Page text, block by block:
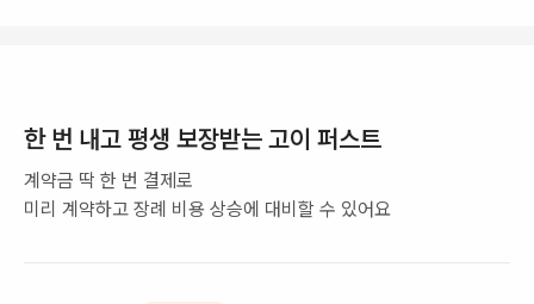
한 번 내고 평생 보장받는 고이 퍼스트
계약금 딱 한 번 결제로
미리 계약하고 장례 비용 상승에 대비할 수 있어요